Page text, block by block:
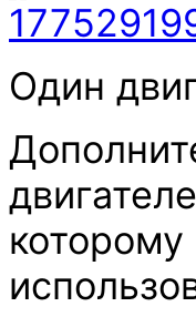
Один